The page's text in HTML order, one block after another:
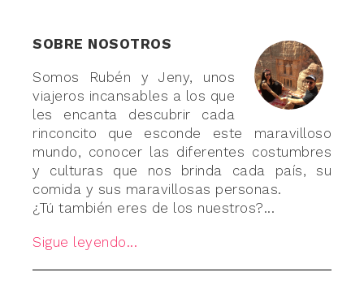
SOBRE NOSOTROS
Somos Rubén y Jeny, unos
viajeros incansables a los que
les encanta descubrir cada
rinconcito que esconde este maravilloso
mundo, conocer las diferentes costumbres
y culturas que nos brinda cada país, su
comida y sus maravillosas personas.
¿Tú también eres de los nuestros?...
Sigue leyendo...